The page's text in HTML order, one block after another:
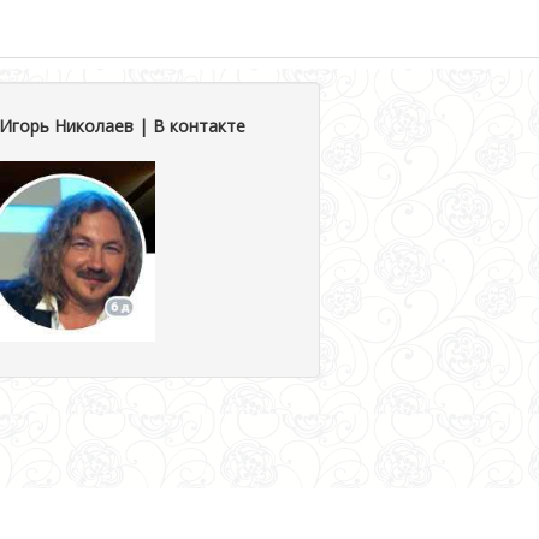
Николаев | В контакте